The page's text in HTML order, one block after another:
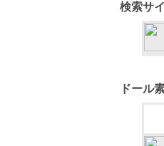
検索サ
ドール